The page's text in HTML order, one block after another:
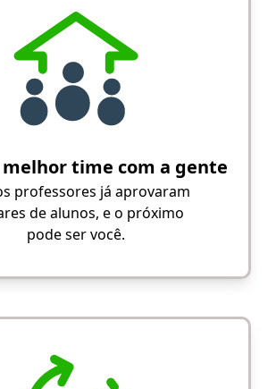
melhor time com a gente
professores já aprovaram
de alunos, e o próximo
pode ser você.